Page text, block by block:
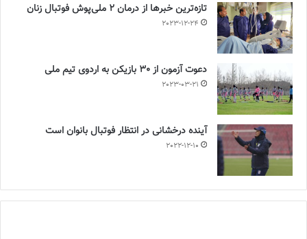
تازه‌ترین خبرها از درمان ۲ ملی‌پوش فوتبال زنان
2023-12-24
دعوت آزمون از 30 بازیکن به اردوی تیم ملی
2023-03-21
آینده درخشانی در انتظار فوتبال بانوان است
2022-12-10